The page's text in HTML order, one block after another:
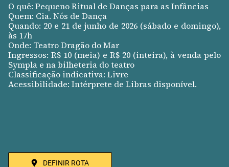
O quê: Pequeno Ritual de Danças para as Infâncias
Quem: Cia. Nós de Dança
Quando: 20 e 21 de junho de 2026 (sábado e domingo),
às 17h
Onde: Teatro Dragão do Mar
Ingressos: R$ 10 (meia) e R$ 20 (inteira), à venda pelo
Sympla e na bilheteria do teatro
Classificação indicativa: Livre
Acessibilidade: Intérprete de Libras disponível.
DEFINIR ROTA